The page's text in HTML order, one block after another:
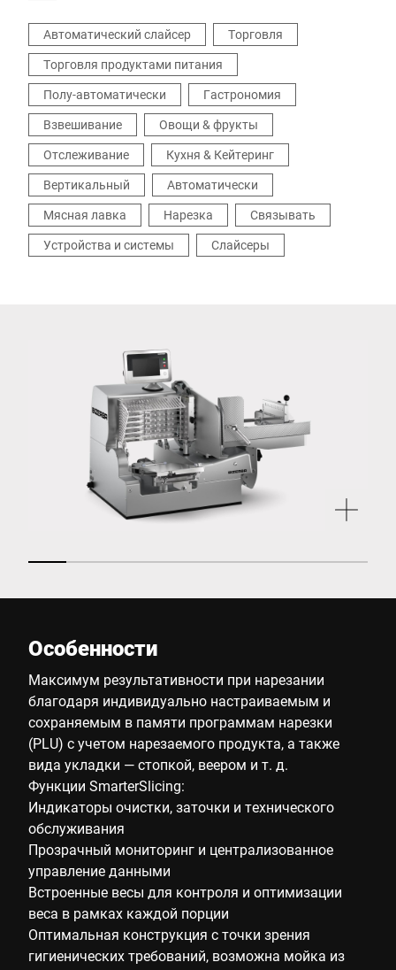
точном соответствии с заказом и
увеличение доходности с каждым резом.
Автоматический слайсер
Торговля
Торговля продуктами питания
Полу-автоматически
Гастрономия
Взвешивание
Овощи & фрукты
Отслеживание
Кухня & Кейтеринг
Вертикальный
Автоматически
Мясная лавка
Нарезка
Связывать
Устройства и системы
Слайсеры
Особенности
Максимум результативности при нарезании
благодаря индивидуально настраиваемым и
сохраняемым в памяти программам нарезки
(PLU) с учетом нарезаемого продукта, а также
вида укладки — стопкой, веером и т. д.
Функции SmarterSlicing:
Индикаторы очистки, заточки и технического
обслуживания
Прозрачный мониторинг и централизованное
управление данными
Встроенные весы для контроля и оптимизации
веса в рамках каждой порции
Оптимальная конструкция с точки зрения
гигиенических требований, возможна мойка из